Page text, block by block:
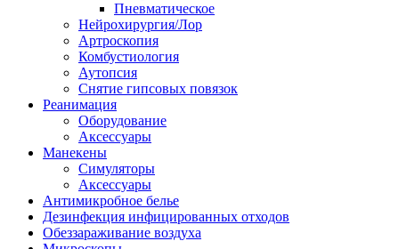
Пневматическое
Нейрохирургия/Лор
Артроскопия
Комбустиология
Аутопсия
Снятие гипсовых повязок
Реанимация
Оборудование
Аксессуары
Манекены
Симуляторы
Аксессуары
Антимикробное белье
Дезинфекция инфицированных отходов
Обеззараживание воздуха